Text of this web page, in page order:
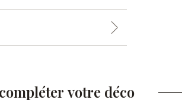
votre déco